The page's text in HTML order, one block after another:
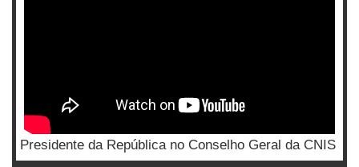
Presidente da República no Conselho Geral da CNIS